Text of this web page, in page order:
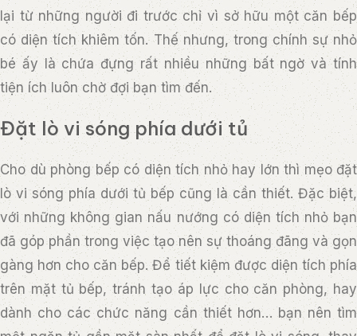
lại từ những người đi trước chỉ vì sở hữu một căn bếp
có diện tích khiêm tốn. Thế nhưng, trong chính sự nhỏ
bé ấy là chứa đựng rất nhiều những bất ngờ và tính
tiện ích luôn chờ đợi bạn tìm đến.
Đặt lò vi sóng phía dưới tủ
Cho dù phòng bếp có diện tích nhỏ hay lớn thì mẹo đặt
lò vi sóng phía dưới tủ bếp cũng là cần thiết. Đặc biệt,
với những không gian nấu nướng có diện tích nhỏ bạn
đã góp phần trong việc tạo nên sự thoáng đãng và gọn
gàng hơn cho căn bếp. Để tiết kiệm được diện tích phía
trên mặt tủ bếp, tránh tạo áp lực cho căn phòng, hay
dành cho các chức năng cần thiết hơn… bạn nên tìm